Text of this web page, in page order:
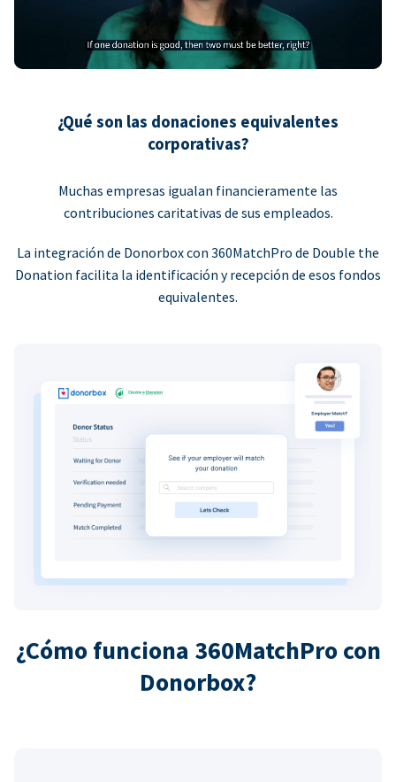
¿Qué son las donaciones equivalentes
corporativas?
Muchas empresas igualan financieramente las
contribuciones caritativas de sus empleados.
La integración de Donorbox con 360MatchPro de Double the
Donation facilita la identificación y recepción de esos fondos
equivalentes.
¿Cómo funciona 360MatchPro con
Donorbox?